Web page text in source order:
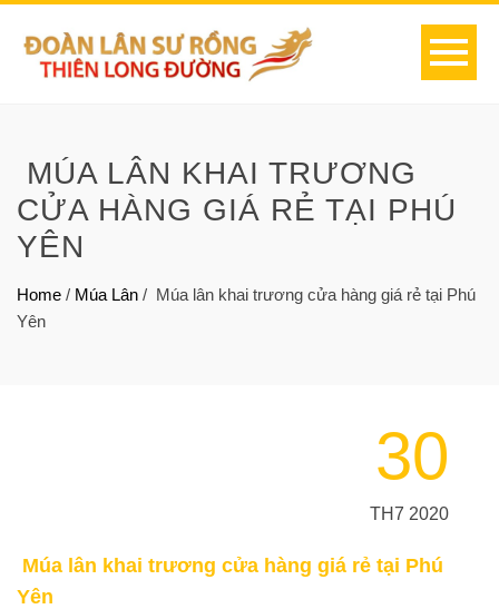
MÚA LÂN KHAI TRƯƠNG
CỬA HÀNG GIÁ RẺ TẠI PHÚ
YÊN
Home / Múa Lân / Múa lân khai trương cửa hàng giá rẻ tại Phú
Yên
30
TH7 2020
Múa lân khai trương cửa hàng giá rẻ tại Phú
Yên